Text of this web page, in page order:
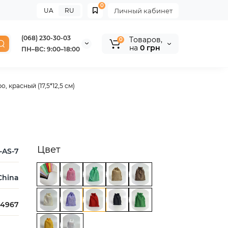
Личный кабинет
0
UA RU
(068) 230-30-03
ПН–ВС: 9:00–18:00
0
Tоваров,
на 0 грн
красный (17,5*12,5 см)
AS-7
4967
Цвет